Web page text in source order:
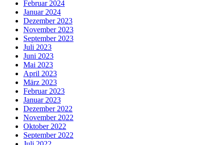
Februar 2024
Januar 2024
Dezember 2023
November 2023
September 2023
Juli 2023
Juni 2023
Mai 2023
April 2023
März 2023
Februar 2023
Januar 2023
Dezember 2022
November 2022
Oktober 2022
September 2022